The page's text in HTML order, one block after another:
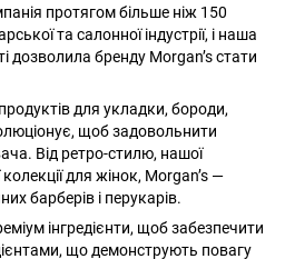
протягом більше ніж 150
та салонної індустрії, і наша
дозволила бренду Morgan’s стати
для укладки, бороди,
щоб задовольнити
Від ретро-стилю, нашої
колекції для жінок, Morgan’s —
барберів і перукарів.
інгредієнти, щоб забезпечити
що демонструють повагу